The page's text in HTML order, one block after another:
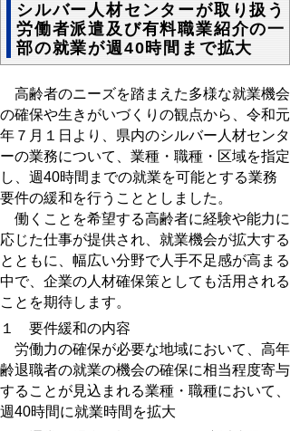
シルバー人材センターが取り扱う
労働者派遣及び有料職業紹介の一
部の就業が週40時間まで拡大
高齢者のニーズを踏まえた多様な就業機会
の確保や生きがいづくりの観点から、令和元
年７月１日より、県内のシルバー人材センタ
ーの業務について、業種・職種・区域を指定
し、週40時間までの就業を可能とする業務
要件の緩和を行うこととしました。
働くことを希望する高齢者に経験や能力に
応じた仕事が提供され、就業機会が拡大する
とともに、幅広い分野で人手不足感が高まる
中で、企業の人材確保策としても活用される
ことを期待します。
１ 要件緩和の内容
労働力の確保が必要な地域において、高年
齢退職者の就業の機会の確保に相当程度寄与
することが見込まれる業種・職種において、
週40時間に就業時間を拡大